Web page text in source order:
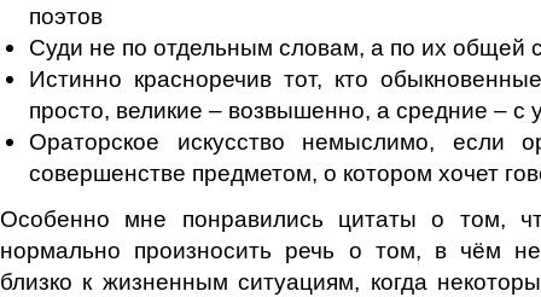
поэтов
Суди не по отдельным словам, а по их общей
Истинно красноречив тот, кто
просто, великие – возвышенно, а средние – с
Ораторское искусство немыслимо, если
совершенстве предметом, о котором хочет
Особенно мне понравились цитаты о том,
нормально произносить речь о том, в чём
близко к жизненным ситуациям, когда